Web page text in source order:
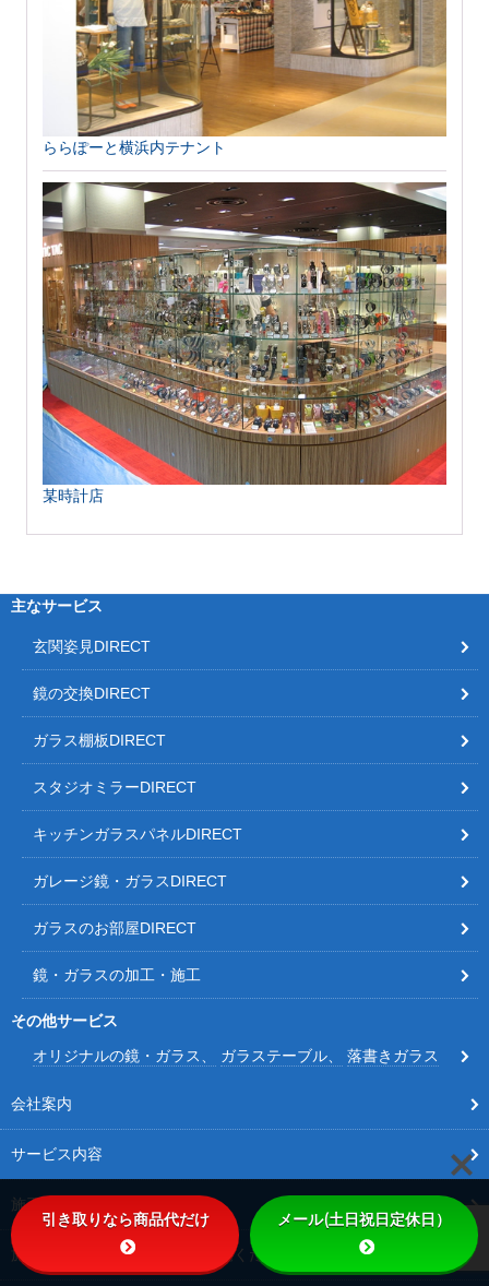
ららぽーと横浜内テナント
某時計店
主なサービス
玄関姿見DIRECT
鏡の交換DIRECT
ガラス棚板DIRECT
スタジオミラーDIRECT
キッチンガラスパネルDIRECT
ガレージ鏡・ガラスDIRECT
ガラスのお部屋DIRECT
鏡・ガラスの加工・施工
その他サービス
オリジナルの鏡・ガラス
ガラステーブル 落書きガラス
会社案内
サービス内容
施工事例
施工事例その他Instagramをご覧ください
引き取りなら商品代だけ メール(土日祝日定休日）